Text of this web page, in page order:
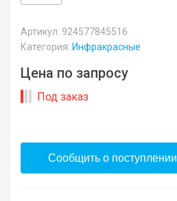
Артикул: 924577845516
Категория: Инфракрасные
Цена по запросу
Под заказ
Сообщить о поступлении